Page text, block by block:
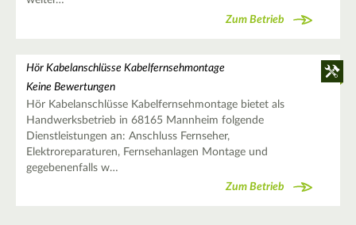
Zum Betrieb
Hör Kabelanschlüsse Kabelfernsehmontage
Keine Bewertungen
Hör Kabelanschlüsse Kabelfernsehmontage bietet als
Handwerksbetrieb in 68165 Mannheim folgende
Dienstleistungen an: Anschluss Fernseher,
Elektroreparaturen, Fernsehanlagen Montage und
gegebenenfalls w…
Zum Betrieb